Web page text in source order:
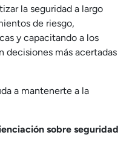
la seguridad a largo
de riesgo,
y capacitando a los
decisiones más acertadas
a mantenerte a la
sobre seguridad